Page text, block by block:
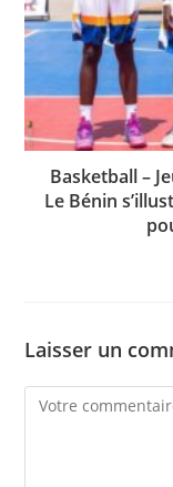
Basketball –
Le Bénin
Laisser un